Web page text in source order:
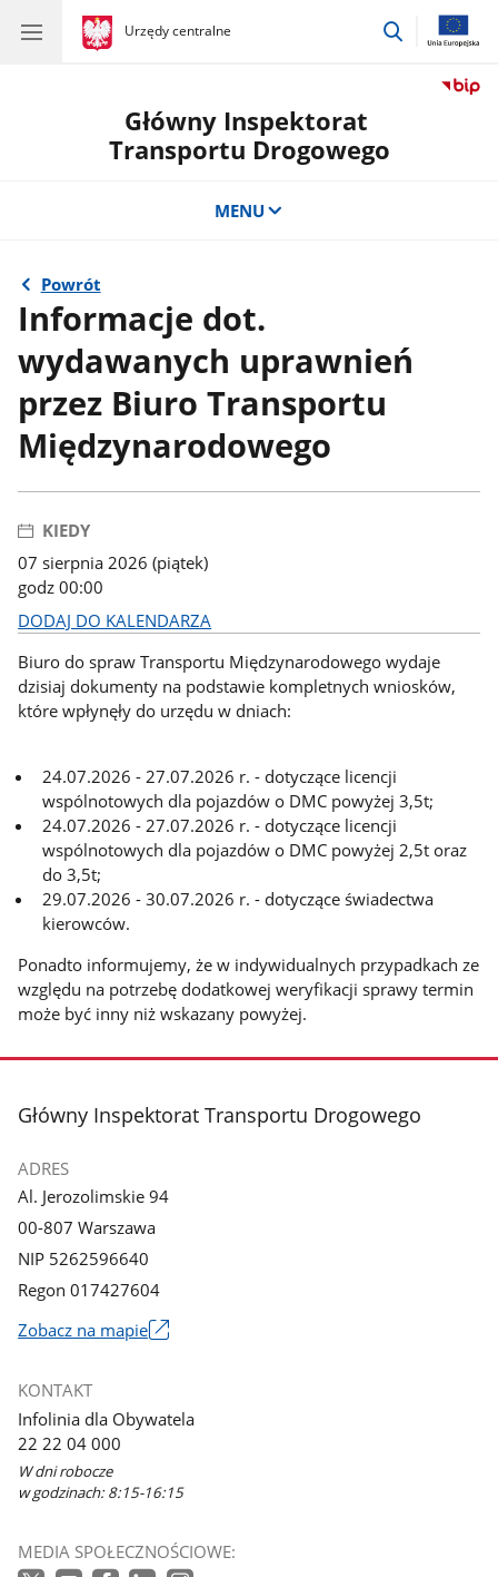
gov.pl
Urzędy centralne
gov.pl
Urzędy
przejdź
Główny Inspektorat
Transportu Drogowego
MENU
Powrót
Informacje dot.
wydawanych uprawnień
przez Biuro Transportu
Międzynarodowego
KIEDY
07 sierpnia 2026 (piątek)
godz 00:00
DODAJ DO KALENDARZA
Biuro do spraw Transportu Międzynarodowego wydaje
dzisiaj dokumenty na podstawie kompletnych wniosków,
które wpłynęły do urzędu w dniach:
24.07.2026 - 27.07.2026 r. - dotyczące licencji
wspólnotowych dla pojazdów o DMC powyżej 3,5t;
24.07.2026 - 27.07.2026 r. - dotyczące licencji
wspólnotowych dla pojazdów o DMC powyżej 2,5t oraz
do 3,5t;
29.07.2026 - 30.07.2026 r. - dotyczące świadectwa
kierowców.
Ponadto informujemy, że w indywidualnych przypadkach ze
względu na potrzebę dodatkowej weryfikacji sprawy termin
może być inny niż wskazany powyżej.
stopka
Główny Inspektorat Transportu Drogowego
ADRES
Al. Jerozolimskie 94
00-807 Warszawa
NIP 5262596640
Regon 017427604
Zobacz na mapie
się
w
nowym
oknie
KONTAKT
Infolinia dla Obywatela
22 22 04 000
W dni robocze
w godzinach: 8:15-16:15
MEDIA SPOŁECZNOŚCIOWE: